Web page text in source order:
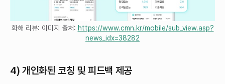
화해 리뷰: 이미지 출처: https://www.cmn.kr/mobile/sub_view.asp?
news_idx=38282
4) 개인화된 코칭 및 피드백 제공